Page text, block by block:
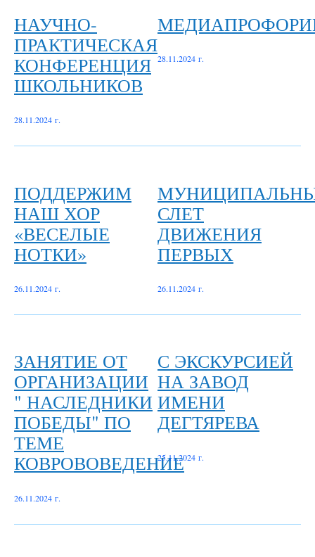
НАУЧНО-
ПРАКТИЧЕСКАЯ
КОНФЕРЕНЦИЯ
ШКОЛЬНИКОВ
28.11.2024 г.
28.11.2024 г.
ПОДДЕРЖИМ
НАШ ХОР
«ВЕСЕЛЫЕ
НОТКИ»
26.11.2024 г.
СЛЕТ
ДВИЖЕНИЯ
ПЕРВЫХ
26.11.2024 г.
ЗАНЯТИЕ ОТ
ОРГАНИЗАЦИИ
" НАСЛЕДНИКИ
ПОБЕДЫ" ПО
ТЕМЕ
КОВРОВОВЕДЕНИЕ
26.11.2024 г.
С ЭКСКУРСИЕЙ
НА ЗАВОД
ИМЕНИ
ДЕГТЯРЕВА
25.11.2024 г.